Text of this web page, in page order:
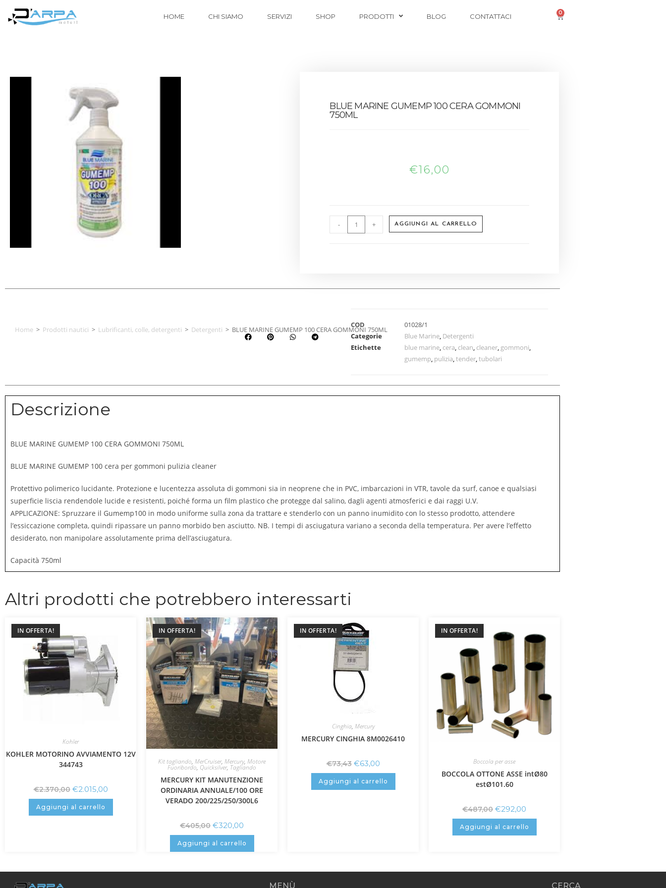
HOME CHI SIAMO SERVIZI SHOP PRODOTTI BLOG CONTATTACI 0
BLUE MARINE GUMEMP 100 CERA GOMMONI
750ML
€16,00
- + AGGIUNGI AL CARRELLO
Home > Prodotti nautici > Lubrificanti, colle, detergenti > Detergenti > BLUE MARINE GUMEMP 100 CERA GOMMONI 750ML
COD
01028/1
Categorie
Blue Marine, Detergenti
Etichette
blue marine, cera, clean, cleaner, gommoni,
gumemp, pulizia,tender,tubolari
Descrizione
BLUE MARINE GUMEMP 100 CERA GOMMONI 750ML
BLUE MARINE GUMEMP 100 cera per gommoni pulizia cleaner
Protettivo polimerico lucidante. Protezione e lucentezza assoluta di gommoni sia in neoprene che in PVC, imbarcazioni in VTR, tavole da surf, canoe e qualsiasi
superficie liscia rendendole lucide e resistenti, poiché forma un film plastico che protegge dal salino, dagli agenti atmosferici e dai raggi U.V.
APPLICAZIONE: Spruzzare il Gumemp100 in modo uniforme sulla zona da trattare e stenderlo con un panno inumidito con lo stesso prodotto, attendere
l’essiccazione completa, quindi ripassare un panno morbido ben asciutto. NB. I tempi di asciugatura variano a seconda della temperatura. Per avere l’effetto
desiderato, non manipolare assolutamente prima dell’asciugatura.
Capacità 750ml
Altri prodotti che potrebbero interessarti
IN OFFERTA!
Kohler
KOHLER MOTORINO AVVIAMENTO 12V
344743
€2.370,00 €2.015,00
Aggiungi al carrello
IN OFFERTA!
Kit tagliando, MerCruiser, Mercury, Motore
Fuoribordo, Quicksilver, Tagliando
MERCURY KIT MANUTENZIONE
ORDINARIA ANNUALE/100 ORE
VERADO 200/225/250/300L6
€405,00 €320,00
Aggiungi al carrello
IN OFFERTA!
Cinghia, Mercury
MERCURY CINGHIA 8M0026410
€73,43 €63,00
Aggiungi al carrello
IN OFFERTA!
Boccola per asse
BOCCOLA OTTONE ASSE intØ80
estØ101.60
€487,00 €292,00
Aggiungi al carrello
MENÙ CERCA